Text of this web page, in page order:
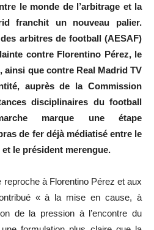
le monde de l’arbitrage et la
franchit un nouveau palier.
arbitres de football (AESAF)
contre Florentino Pérez, le
ainsi que contre Real Madrid TV
auprès de la Commission
disciplinaires du football
marque une étape
de fer déjà médiatisé entre le
le président merengue.
reproche à Florentino Pérez et aux
« à la mise en cause, à
de la pression à l’encontre du